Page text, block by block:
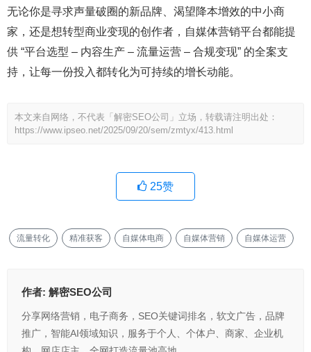
无论你是寻求声量破圈的新品牌、渴望降本增效的中小商
家，还是想转型商业变现的创作者，自媒体营销平台都能提
供 “平台选型 – 内容生产 – 流量运营 – 合规变现” 的全案支
持，让每一份投入都转化为可持续的增长动能。
本文来自网络，不代表「解密SEO公司」立场，转载请注明出处：
https://www.ipseo.net/2025/09/20/sem/zmtyx/413.html
25赞
流量转化 精准获客 自媒体电商 自媒体营销 自媒体运营
作者: 解密SEO公司
分享网络营销，电子商务，SEO关键词排名，软文广告，品牌
推广，智能AI领域知识，服务于个人、个体户、商家、企业机